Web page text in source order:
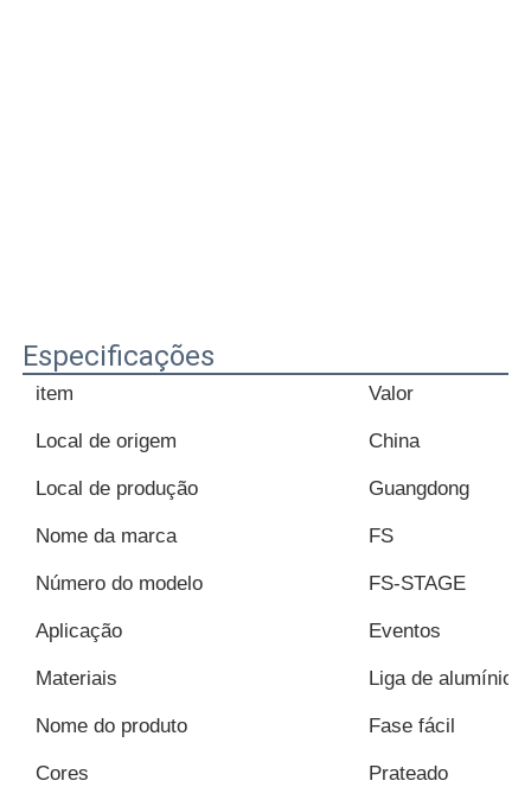
Especificações
item Valor
Local de origem China
Local de produção Guangdong
Nome da marca FS
Número do modelo FS-STAGE
Aplicação Eventos
Materiais Liga de alumínio
Nome do produto Fase fácil
Cores Prateado